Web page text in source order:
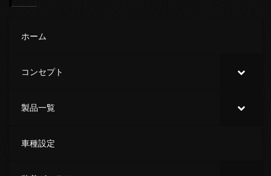
ホーム
コンセプト
製品一覧
車種設定